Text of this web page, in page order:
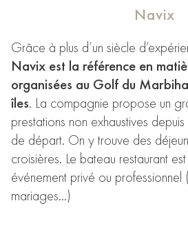
Navix
Grâce à plus d’un siècle
Navix est la référence en
organisées au Golf du
îles. La compagnie propose un
prestations non exhaustives
de départ. On y trouve des
croisières. Le bateau restaurant
événement privé ou professionnel
mariages…)